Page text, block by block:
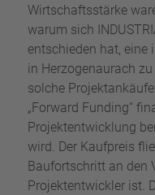
Wirtschaftsstärke
warum sich
entschieden hat, eine
in Herzogenaurach
solche
„Forward Funding“
Projektentwicklung
wird. Der Kaufpreis
Baufortschritt an den
Projektentwickler ist.